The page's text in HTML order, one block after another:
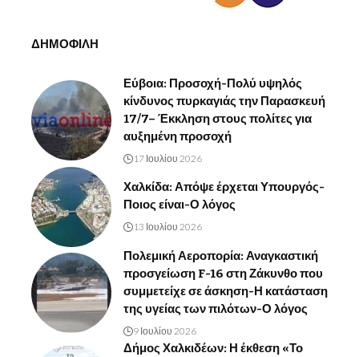
ΔΗΜΟΦΙΛΗ
Εύβοια: Προσοχή-Πολύ υψηλός
κίνδυνος πυρκαγιάς την Παρασκευή
17/7– Έκκληση στους πολίτες για
αυξημένη προσοχή
17 Ιουλίου 2026
Χαλκίδα: Απόψε έρχεται Υπουργός-
Ποιος είναι-Ο λόγος
13 Ιουλίου 2026
Πολεμική Αεροπορία: Αναγκαστική
προσγείωση F-16 στη Ζάκυνθο που
συμμετείχε σε άσκηση-Η κατάσταση
της υγείας των πιλότων-Ο λόγος
9 Ιουλίου 2026
Δήμος Χαλκιδέων: Η έκθεση «Το